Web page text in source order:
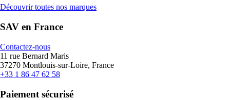
Découvrir toutes nos marques
SAV en France
Contactez-nous
11 rue Bernard Maris
37270 Montlouis-sur-Loire, France
+33 1 86 47 62 58
Paiement sécurisé